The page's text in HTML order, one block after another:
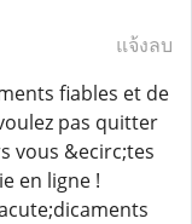
แจ้งลบ
fiables et de
pas quitter
vous &ecirc;tes
en ligne !